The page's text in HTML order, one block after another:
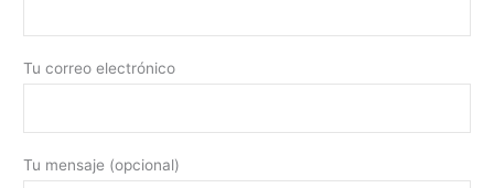
Tu correo electrónico
Tu mensaje (opcional)